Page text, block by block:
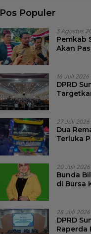
Pos Populer
3 Agustus
Pemkab
Akan
16 Juli 2026
DPRD
27 Juli 2026
Dua
Terluka
20 Juli 2026
Bunda
di Bursa
28 Juli 2026
DPRD
Raperda